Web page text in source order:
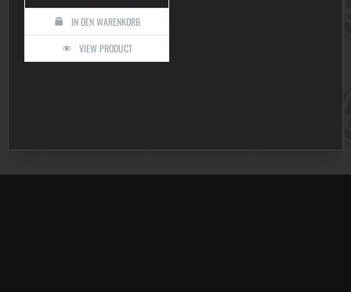
IN DEN WARENKORB
VIEW PRODUCT